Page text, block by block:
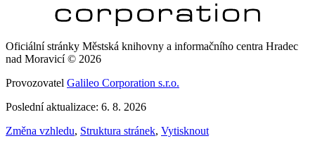
Oficiální stránky Městská knihovny a informačního centra Hradec
nad Moravicí © 2026
Provozovatel Galileo Corporation s.r.o.
Poslední aktualizace: 6. 8. 2026
Změna vzhledu, Struktura stránek, Vytisknout